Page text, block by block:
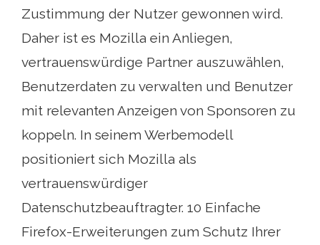
Zustimmung der Nutzer gewonnen wird.
Daher ist es Mozilla ein Anliegen,
vertrauenswürdige Partner auszuwählen,
Benutzerdaten zu verwalten und Benutzer
mit relevanten Anzeigen von Sponsoren zu
koppeln. In seinem Werbemodell
positioniert sich Mozilla als
vertrauenswürdiger
Datenschutzbeauftragter. 10 Einfache
Firefox-Erweiterungen zum Schutz Ihrer